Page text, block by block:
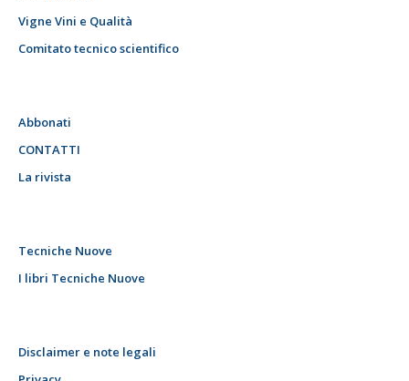
Vigne Vini e Qualità
Comitato tecnico scientifico
Abbonati
CONTATTI
La rivista
Tecniche Nuove
I libri Tecniche Nuove
Disclaimer e note legali